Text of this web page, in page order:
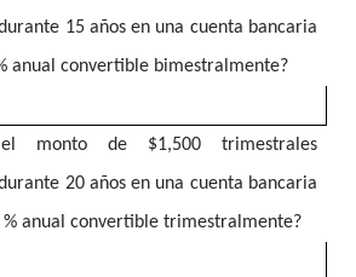
15 años en una cuenta bancaria
anual convertible bimestralmente?
monto de $1,500 trimestrales
20 años en una cuenta bancaria
anual convertible trimestralmente?